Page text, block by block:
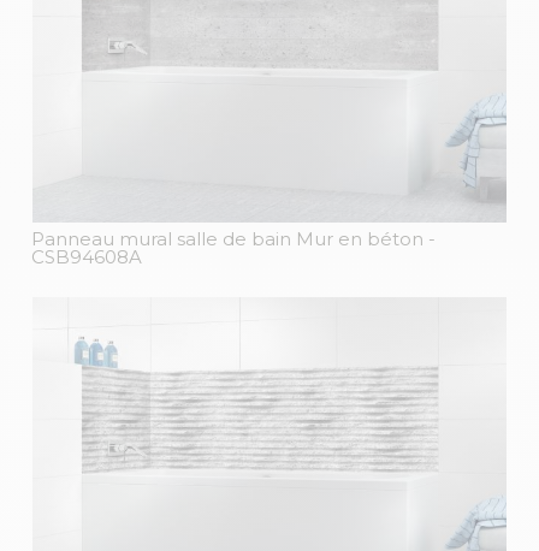
Panneau mural salle de bain Mur en béton -
CSB94608A